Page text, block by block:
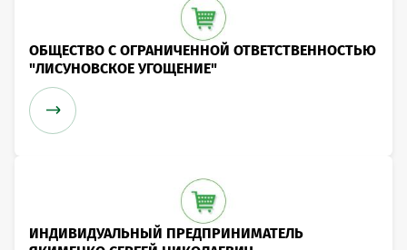
ОБЩЕСТВО С ОГРАНИЧЕННОЙ ОТВЕТСТВЕННОСТЬЮ
"ЛИСУНОВСКОЕ УГОЩЕНИЕ"
ИНДИВИДУАЛЬНЫЙ ПРЕДПРИНИМАТЕЛЬ